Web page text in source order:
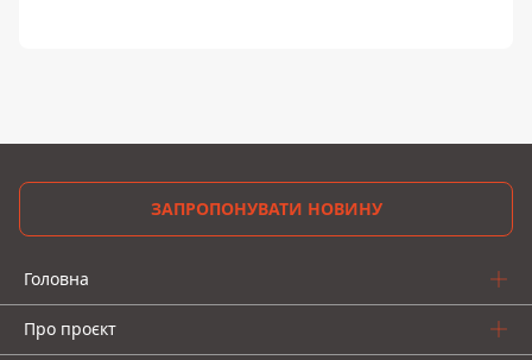
ЗАПРОПОНУВАТИ НОВИНУ
Головна
Про проєкт